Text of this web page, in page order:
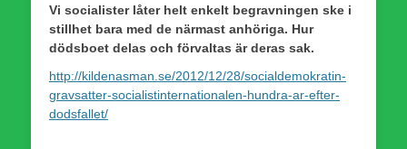
Vi socialister låter helt enkelt begravningen ske i
stillhet bara med de närmast anhöriga. Hur
dödsboet delas och förvaltas är deras sak.
http://kildenasman.se/2012/12/28/socialdemokratin-
gravsatter-socialistinternationalen-hundra-ar-efter-
dodsfallet/